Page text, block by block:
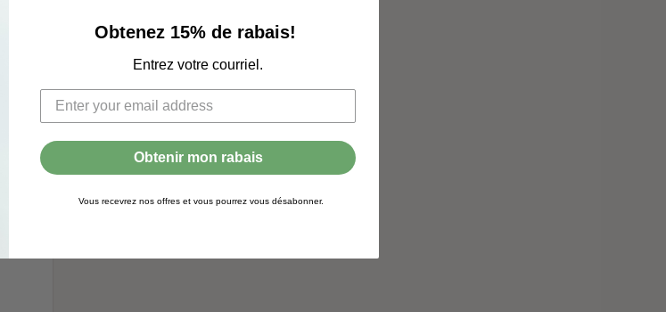
Obtenez 15% de rabais!
Entrez votre courriel.
Obtenir mon rabais
Vous recevrez nos offres et vous pourrez vous désabonner.